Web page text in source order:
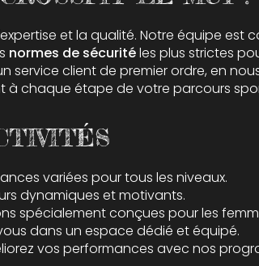
et la qualité. Notre équipe est
normes de sécuritéles plus strictes
service client de premier ordre, en
à chaque étape de votre parcours
variées pour tous les niveaux.
dynamiques et motivants.
spécialement conçues pour les
dans un espace dédié et équipé.
vos performances avec nos